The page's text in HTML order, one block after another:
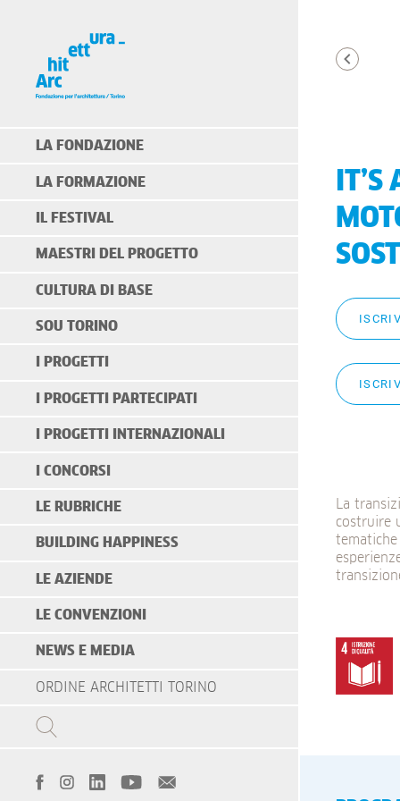
LA FONDAZIONE
LA FORMAZIONE
IL FESTIVAL
MAESTRI DEL PROGETTO
CULTURA DI BASE
SOU TORINO
I PROGETTI
I PROGETTI PARTECIPATI
I PROGETTI INTERNAZIONALI
I CONCORSI
LE RUBRICHE
BUILDING HAPPINESS
LE AZIENDE
LE CONVENZIONI
NEWS E MEDIA
ORDINE ARCHITETTI TORINO
La
costruire